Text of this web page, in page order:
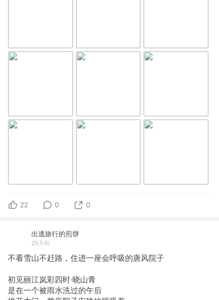
22 0 0
出逃旅行的煎饼
25天前
不看雪山不赶路，住进一座会呼吸的唐风院子
初见丽江岚彩四时·晓山青
是在一个被雨水洗过的午后